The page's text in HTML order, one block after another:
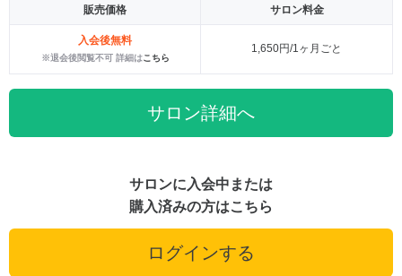
販売価格 サロン料金
入会後無料
※退会後閲覧不可 詳細はこちら
1,650円/1ヶ月ごと
サロン詳細へ
サロンに入会中または
購入済みの方はこちら
ログインする